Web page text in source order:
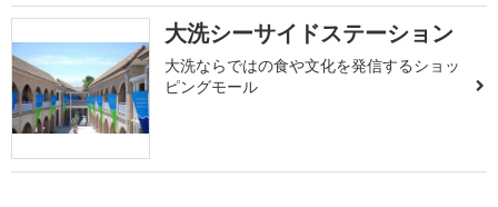
大洗シーサイドステーション
大洗ならではの食や文化を発信するショッ
ピングモール